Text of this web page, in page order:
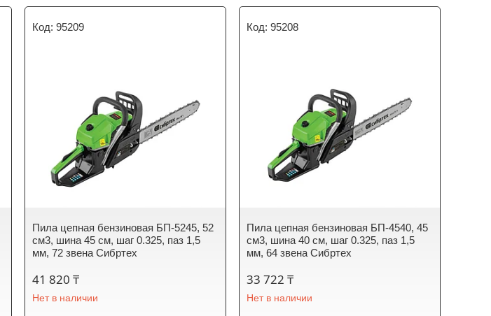
95209
Пила цепная бензиновая БП-5245, 52
см3, шина 45 см, шаг 0.325, паз 1,5
мм, 72 звена Сибртех
41 820 ₸
Нет в наличии
95208
Пила цепная бензиновая БП-4540, 45
см3, шина 40 см, шаг 0.325, паз 1,5
мм, 64 звена Сибртех
33 722 ₸
Нет в наличии